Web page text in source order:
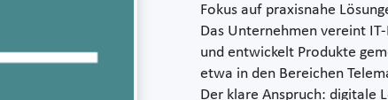
Fokus auf praxisnahe
Das Unternehmen vereint
und entwickelt Produkte
etwa in den Bereichen
Der klare Anspruch: digitale